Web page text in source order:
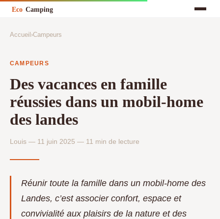
Accueil ›Campeurs
CAMPEURS
Des vacances en famille
réussies dans un mobil-home
des landes
Louis — 11 juin 2025 — 11 min de lecture
Réunir toute la famille dans un mobil-home des
Landes, c’est associer confort, espace et
convivialité aux plaisirs de la nature et des